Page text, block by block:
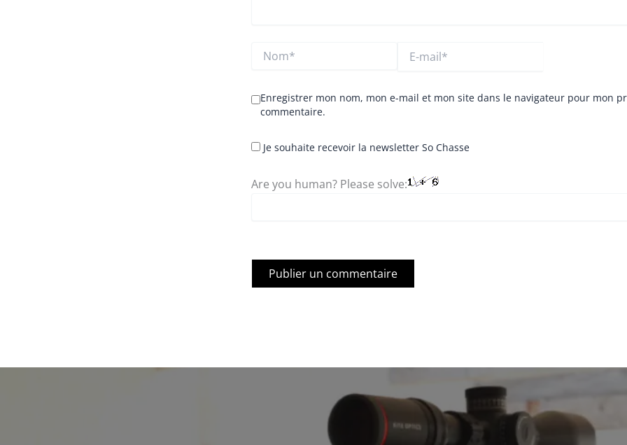
mail*
Enregistrer mon nom, mon e-mail et mon site dans le navigateur pour mon
commentaire.
Je souhaite recevoir la newsletter So Chasse
Are you human? Please solve: